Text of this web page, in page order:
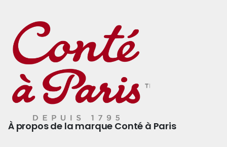
À propos de la marque Conté à Paris